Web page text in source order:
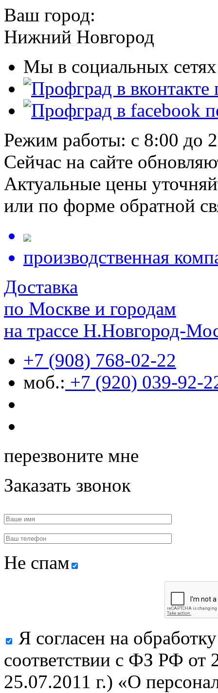
Ваш город:
Нижний Новгород
Мы в социальных
Режим работы: с 8:00 до
Сейчас на сайте
Актуальные цены
или по форме обратной
производственная
Доставка
по Москве и городам
на трассе Н.Новгород-
+7 (908) 768-02-22
моб.: +7 (920) 039-92-
перезвоните мне
Заказать звонок
Не спам
Я согласен на
соответствии с ФЗ РФ
25.07.2011 г.) «О